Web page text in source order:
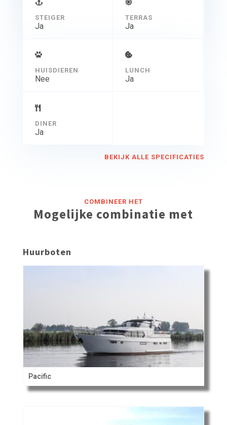
STEIGER
Ja
TERRAS
Ja
HUISDIEREN
Nee
LUNCH
Ja
DINER
Ja
BEKIJK ALLE SPECIFICATIES
COMBINEER HET
Mogelijke combinatie met
Huurboten
Pacific